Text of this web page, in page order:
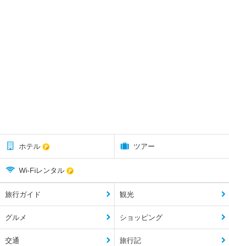
ホテル ツアー
Wi-Fiレンタル
旅行ガイド 観光
グルメ ショッピング
交通 旅行記